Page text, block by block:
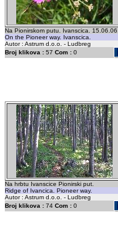
Na Pionirskom putu. Ivanscica.
On the Pioneer way. Ivanscica.
Autor : Astrum d.o.o. - Ludbreg
Broj klikova :57 Com :0
Na hrbtu Ivanscice Pionirski put.
Ridge of Ivancica. Pioneer way.
Autor : Astrum d.o.o. - Ludbreg
Broj klikova :74 Com :0